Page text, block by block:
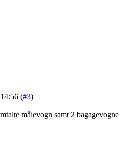
(#3)
målevogn samt 2